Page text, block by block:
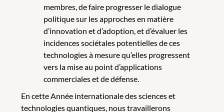
membres, de faire progresser le dialogue
politique sur les approches en matière
d’innovation et d’adoption, et d’évaluer les
incidences sociétales potentielles de ces
technologies à mesure qu’elles progressent
vers la mise au point d’applications
commerciales et de défense.
En cette Année internationale des sciences et
technologies quantiques, nous travaillerons